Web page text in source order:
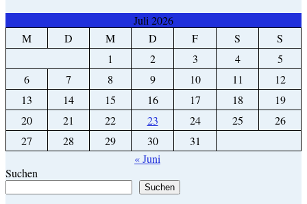
Juli 2026
M
D M D F S
S
1
2 3 4
5
6
7 8 9 10 11
12
13
14 15 16 17 18
19
20
21 22 23 24 25
26
27
28 29 30
31
« Juni
Suchen
Suchen